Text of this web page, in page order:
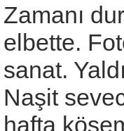
Zamanı
elbette.
sanat.
Naşit
hafta